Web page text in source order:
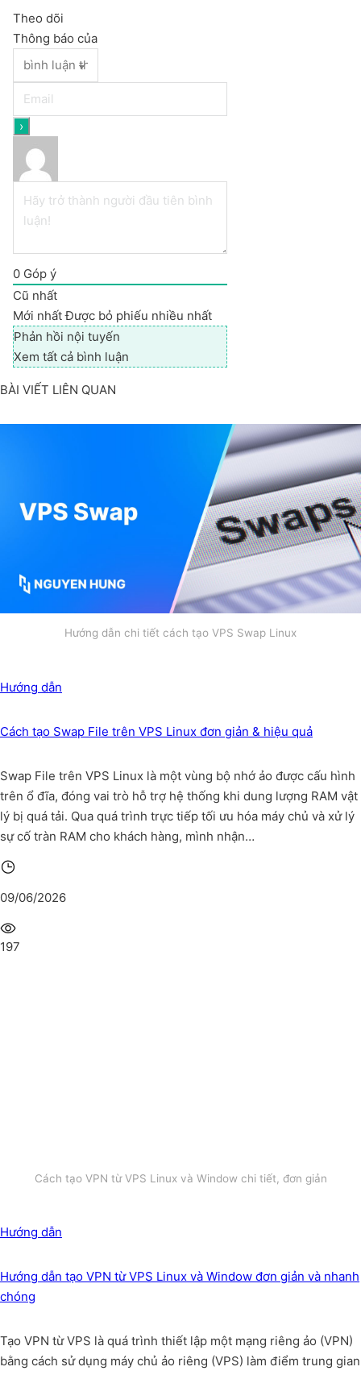
Theo dõi
Thông báo của
0 Góp ý
Cũ nhất
Mới nhất Được bỏ phiếu nhiều nhất
Phản hồi nội tuyến
Xem tất cả bình luận
BÀI VIẾT LIÊN QUAN
Hướng dẫn chi tiết cách tạo VPS Swap Linux
Hướng dẫn
Cách tạo Swap File trên VPS Linux đơn giản & hiệu quả
Swap File trên VPS Linux là một vùng bộ nhớ ảo được cấu hình
trên ổ đĩa, đóng vai trò hỗ trợ hệ thống khi dung lượng RAM vật
lý bị quá tải. Qua quá trình trực tiếp tối ưu hóa máy chủ và xử lý
sự cố tràn RAM cho khách hàng, mình nhận…
09/06/2026
197
Cách tạo VPN từ VPS Linux và Window chi tiết, đơn giản
Hướng dẫn
Hướng dẫn tạo VPN từ VPS Linux và Window đơn giản và nhanh
chóng
Tạo VPN từ VPS là quá trình thiết lập một mạng riêng ảo (VPN)
bằng cách sử dụng máy chủ ảo riêng (VPS) làm điểm trung gian